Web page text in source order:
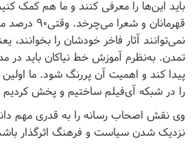
باید این‌ها را معرفی کنند و ما هم کمک
قهرمانان و
نمی‌توانند آثار فاخر خودشان را
تمدن. به‌نظرم آموزش خط نیاکان باید در
پیدا کند و اهمیت آن پررنگ شود. ما اولین
را در شبکه آی‌فیلم ساختیم و پخش کردیم
وی نقش اصحاب رسانه را به قدری مهم
نزدیک شدن سیاست و فرهنگ اثرگذار